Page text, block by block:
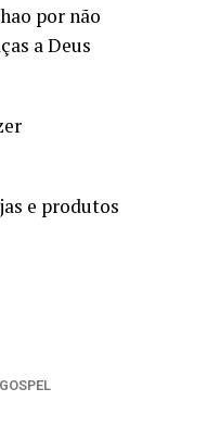
por não
a Deus
e produtos